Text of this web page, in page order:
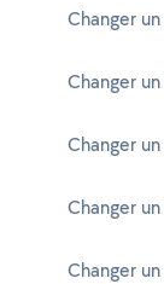
Changer
Changer
Changer
Changer
Changer